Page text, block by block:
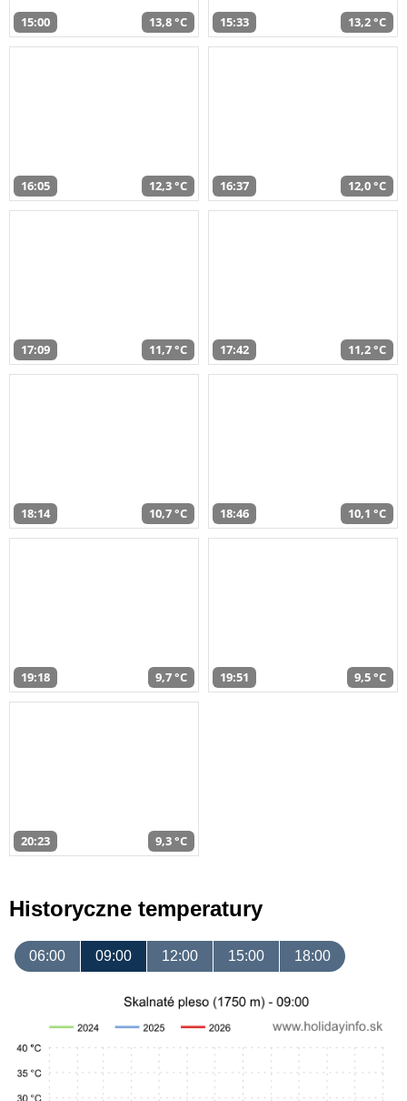
15:00 13,8 °C 15:33 13,2 °C
16:05 12,3 °C 16:37 12,0 °C
17:09 11,7 °C 17:42 11,2 °C
18:14 10,7 °C 18:46 10,1 °C
19:18 9,7 °C 19:51 9,5 °C
20:23 9,3 °C
Historyczne temperatury
06:00 09:00 12:00 15:00 18:00